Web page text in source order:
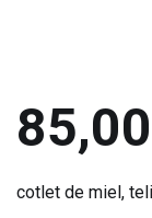
85,00
cotlet de miel,